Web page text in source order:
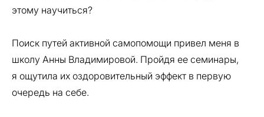
этому научиться?
Поиск путей активной самопомощи привел меня в
школу Анны Владимировой. Пройдя ее семинары,
я ощутила их оздоровительный эффект в первую
очередь на себе.